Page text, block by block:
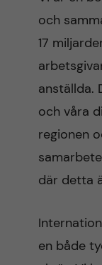
och
17
anställda.
och våra
regionen
där detta
en både